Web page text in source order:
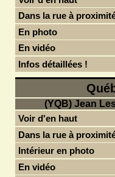
Dans la rue à
En photo
En vidéo
Infos détaillées !
(YQB) Jean
Voir d'en haut
Dans la rue à
Intérieur en photo
En vidéo